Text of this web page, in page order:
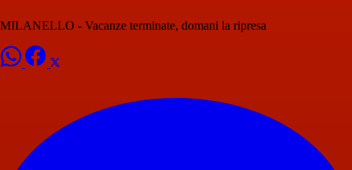
MILANELLO - Vacanze terminate, domani la ripresa